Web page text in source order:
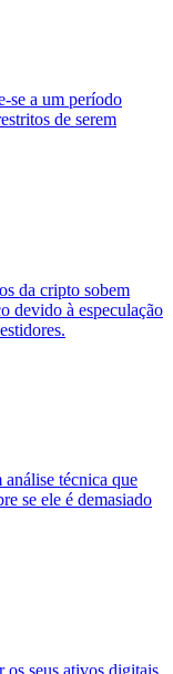
se a um período
de serem
da cripto sobem
devido à especulação
técnica que
se ele é demasiado